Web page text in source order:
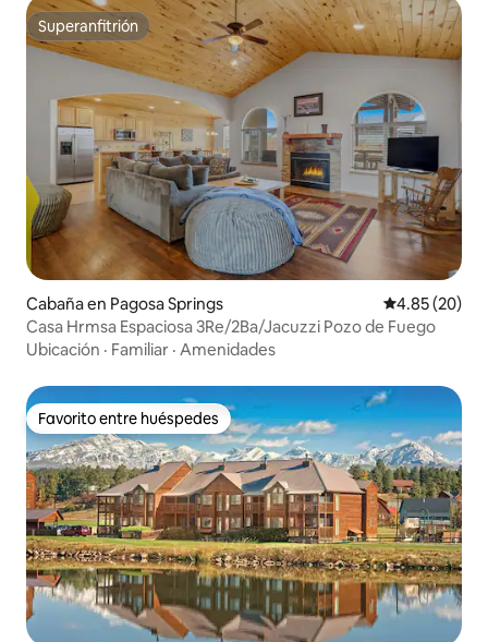
Superanfitrión
Superanfitrión
Cabaña en Pagosa Springs Calificación
4.85 (20)
Casa Hrmsa Espaciosa 3Re/2Ba/Jacuzzi Pozo de Fuego
Ubicación · Familiar · Amenidades
Favorito entre huéspedes
Favorito entre huéspedes